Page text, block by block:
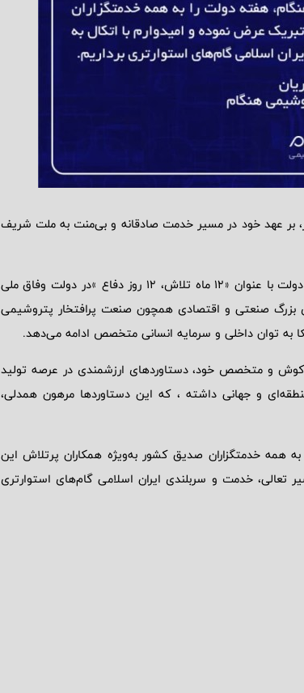
بر عهد خود در مسیر خدمت صادقانه و بی‌منت به ملت شریف
در سالی که شاهد تجاوز دشمن به خاک میهن اسلامی مان بودیم هفته دولت با عنوان «12 ماه تلاش، 12 روز دفاع »در دولت وفاق ملی
صنعتی و اقتصادی همچون صنعت پرافتخار پتروشیمی
به توان داخلی و سرمایه انسانی متخصص ادامه می‌دهد.
و متخصص خود، دستاوردهای ارزشمندی در عرصه تولید
و جهانی داشته ، که این دستاوردها مرهون همدلی،
همه خدمتگزاران صدیق کشور به‌ویژه همکاران پرتلاش این
تعالی، خدمت و سربلندی ایران اسلامی گام‌های استوارتری